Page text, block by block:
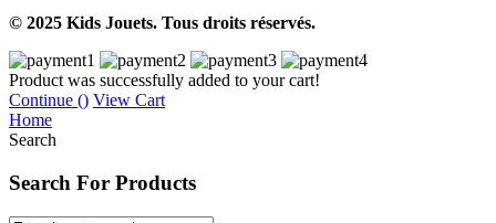
© 2025 Kids Jouets. Tous droits réservés.
Product was successfully added to your cart!
Continue () View Cart
Home
Search
Search For Products